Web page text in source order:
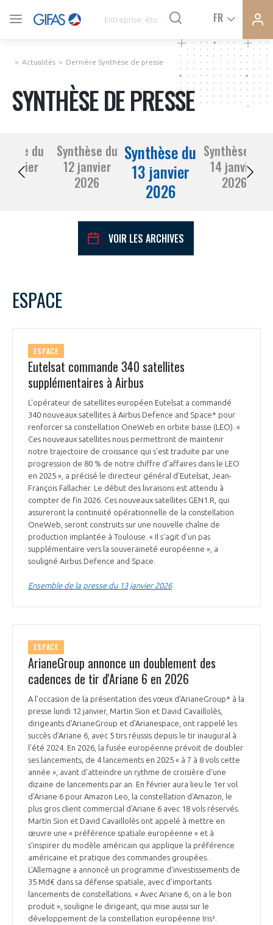
FR
SYNTHÈSE DE PRESSE
COMMUNIQUÉS DE PRESSE
PRÉSENTATION
NOTRE VISION
NOS MISSIONS
NOTRE HISTOIRE
ORGANISATION
LE CONSEIL DU GIFAS
L’ÉQUIPE DU GIFAS
NOS RÉSEAUX À L'INTERNATIONAL
FONCTIONNEMENT
GEADS
COMITÉ AERO PME
STARTAIR
COMMISSIONS ET COMITÉS
ACCOMPAGNEMENT DE NOS ADHÉRENTS
LES PROGRAMMES DU GIFAS
UN ÉCOSYSTÈME INTÉGRÉ ET COHÉRENT
POURQUOI DEVENIR MEMBRE ?
LA MÉDIATION
LA MÉDIATION DANS LA FILIÈRE AÉRONAUTIQUE ET SPATIALE
LE MÉDIATEUR DE LA FILIÈRE AÉRONAUTIQUE ET SPATIALE
LA MÉDIATION AU-DELÀ DE LA FILIÈRE AÉRONAUTIQUE ET SPATIALE
PRENDRE CONTACT AVEC LE MÉDIATEUR DE LA FILIÈRE
LE SALON DU BOURGET
L'OBSERVATOIRE
CHIFFRES CLÉS
LES ENJEUX
COMPÉTITIVITÉ
EMPLOI & FORMATION
ENVIRONNEMENT
INNOVATION
INTERNATIONALISATION
LES PUBLICATIONS
DOCUMENTS & BROCHURES
RAPPORTS D'ACTIVITÉS
Actualités Dernière Synthèse de presse
SYNTHÈSE DE PRESSE
du
janvier
2026
Synthèse du
12 janvier
2026
Synthèse du
13 janvier
2026
Synthèse du
14 janvier
2026
VOIR LES ARCHIVES
1 2 3
4
13 14 15
20 21
ESPACE
ESPACE
Eutelsat commande 340 satellites
supplémentaires à Airbus
L'opérateur de satellites européen Eutelsat a commandé
340 nouveaux satellites à Airbus Defence and Space* pour
renforcer sa constellation OneWeb en orbite basse (LEO). «
Ces nouveaux satellites nous permettront de maintenir
notre trajectoire de croissance qui s'est traduite par une
progression de 80 % de notre chiffre d'affaires dans le LEO
en 2025 », a précisé le directeur général d'Eutelsat, Jean-
François Fallacher. Le début des livraisons est attendu à
compter de fin 2026. Ces nouveaux satellites GEN1.R, qui
assureront la continuité opérationnelle de la constellation
OneWeb, seront construits sur une nouvelle chaîne de
production implantée à Toulouse. « Il s'agit d'un pas
supplémentaire vers la souveraineté européenne », a
souligné Airbus Defence and Space.
Ensemble de la presse du 13 janvier 2026
ESPACE
ArianeGroup annonce un doublement des
cadences de tir d'Ariane 6 en 2026
A l’occasion de la présentation des vœux d’ArianeGroup* à la
presse lundi 12 janvier, Martin Sion et David Cavaillolès,
dirigeants d'ArianeGroup et d'Arianespace, ont rappelé les
succès d’Ariane 6, avec 5 tirs réussis depuis le tir inaugural à
l'été 2024. En 2026, la fusée européenne prévoit de doubler
ses lancements, de 4 lancements en 2025 « à 7 à 8 vols cette
année », avant d'atteindre un rythme de croisière d'une
dizaine de lancements par an. En février aura lieu le 1er vol
d'Ariane 6 pour Amazon Leo, la constellation d'Amazon, le
plus gros client commercial d'Ariane 6 avec 18 vols réservés.
Martin Sion et David Cavaillolès ont appelé à mettre en
œuvre une « préférence spatiale européenne » et à
s’inspirer du modèle américain qui applique la préférence
américaine et pratique des commandes groupées..
L'Allemagne a annoncé un programme d'investissements de
35 Md€ dans sa défense spatiale, avec d’importants
lancements de constellations. « Avec Ariane 6, on a le bon
produit », souligne le dirigeant, qui mise aussi sur le
développement de la constellation européenne Iris².
VOUS ÊTES ADHÉRENTS
CONNEXION
PAS ENCORE ADHÉRENT ?
Rejoignez une filière d’excellence et développez
Découvrez les avantages d'adhérer au GIFAS.
Rencontres, salons, données sectorielles,
programmes ...
DEMANDE D’ADHÉSION
DEMANDE D’ADHÉSION
Avez-vous un statut de droit français ?